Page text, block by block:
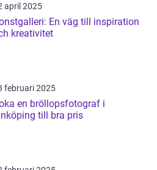
april 2025
En väg till inspiration
kreativitet
februari 2025
en bröllopsfotograf i
till bra pris